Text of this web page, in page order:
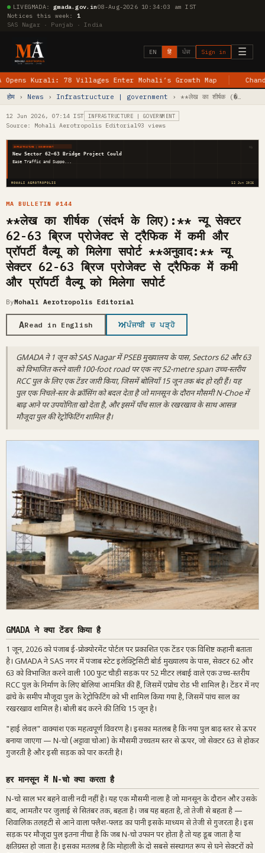
LIVEGMADA:gmada.gov.in08-Aug-2026 10:34:04 am IST
Notices this week: 1
SAS Nagar · Punjab · India
☰
EN हिं ਪੰਜ Sign in
Kurali: 78 Villages Enter Mohali’s Growth Map
होम
› News › Infrastructure | government › **लेख का शीर्षक (�…
12 Jun 2026, 07:14 IST INFRASTRUCTURE | GOVERNMENT
Source: Mohali Aerotropolis Editorial93 views
INFRASTRUCTURE | GOVERNMENT
MOHALI AEROTROPOLIS 12 Jun 2026
New Sector 62–63 Bridge Project Could
Ease Traffic and Suppo...
MA
MA BULLETIN #144
**लेख का शीर्षक (संदर्भ के लिए):** न्यू सेक्टर
62-63 ब्रिज प्रोजेक्ट से ट्रैफिक में कमी और
प्रॉपर्टी वैल्यू को मिलेगा सपोर्ट **अनुवाद:** न्यू
सेक्टर 62-63 ब्रिज प्रोजेक्ट से ट्रैफिक में कमी
और प्रॉपर्टी वैल्यू को मिलेगा सपोर्ट
ByMohali Aerotropolis Editorial
ARead in English ਅਪੰਜਾਬੀ ਚ ਪੜ੍ਹੋ
GMADA ने 1 जून को SAS Nagar में PSEB मुख्यालय के पास, Sectors 62 और 63
को विभाजित करने वाली 100-foot road पर एक नए 52-metre span उच्च-स्तरीय
RCC पुल के लिए एक टेंडर जारी किया, जिसमें बोलियाँ 15 जून तक बंद हो रही हैं। यह
पुल एक निचले-स्तर के क्रॉसिंग को बदल देता है जो मानसून के दौरान मौसमी N-Choe में
बाढ़ आने पर उपयोगिता खो देता है, और इसमें पाँच साल के रखरखाव के साथ आसन्न
मौजूदा पुल की रेट्रोफिटिंग शामिल है।
GMADA ने क्या टेंडर किया है
1 जून, 2026 को पंजाब ई-प्रोक्योरमेंट पोर्टल पर प्रकाशित एक टेंडर एक विशिष्ट कहानी बताता
है। GMADA ने SAS नगर में पंजाब स्टेट इलेक्ट्रिसिटी बोर्ड मुख्यालय के पास, सेक्टर 62 और
63 को विभाजित करने वाली 100 फुट चौड़ी सड़क पर 52 मीटर लंबाई वाले एक उच्च-स्तरीय
RCC पुल के निर्माण के लिए बोलियां आमंत्रित की हैं, जिसमें एप्रोच रोड भी शामिल है। टेंडर में नए
ढांचे के समीप मौजूदा पुल के रेट्रोफिटिंग को भी शामिल किया गया है, जिसमें पांच साल का
रखरखाव शामिल है। बोली बंद करने की तिथि 15 जून है।
"हाई लेवल" वाक्यांश एक महत्वपूर्ण विवरण है। इसका मतलब है कि नया पुल बाढ़ स्तर से ऊपर
बनाया जाएगा — N-चो (अट्टावा चोआ) के मौसमी उच्चतम स्तर से ऊपर, जो सेक्टर 63 से होकर
गुजरती है और इसी सड़क को पार करती है।
हर मानसून में N-चो क्या करता है
N-चो साल भर बहने वाली नदी नहीं है। यह एक मौसमी नाला है जो मानसून के दौरान और उसके
बाद, आमतौर पर जुलाई से सितंबर तक, बहता है। जब यह बहता है, तो तेजी से बहता है —
शिवालिक तलहटी से आने वाला फ्लैश-फ्लड का पानी इसके माध्यम से तेजी से गुजरता है। इस
सड़क पर मौजूदा पुल इतना नीचा है कि जब N-चो उफान पर होता है तो यह डूब जाता है या
क्षतिग्रस्त हो जाता है। इसका मतलब है कि मोहाली के दो सबसे संस्थागत रूप से घने सेक्टरों को